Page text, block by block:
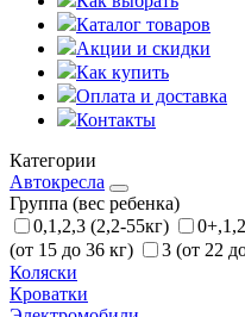
Каталог товаров
Акции и скидки
Как купить
Оплата и доставка
Контакты
Категории
Автокресла
Группа (вес ребенка)
0,1,2,3 (2,2-55кг)
(от 15 до 36 кг)
3 (от 22
Коляски
Кроватки